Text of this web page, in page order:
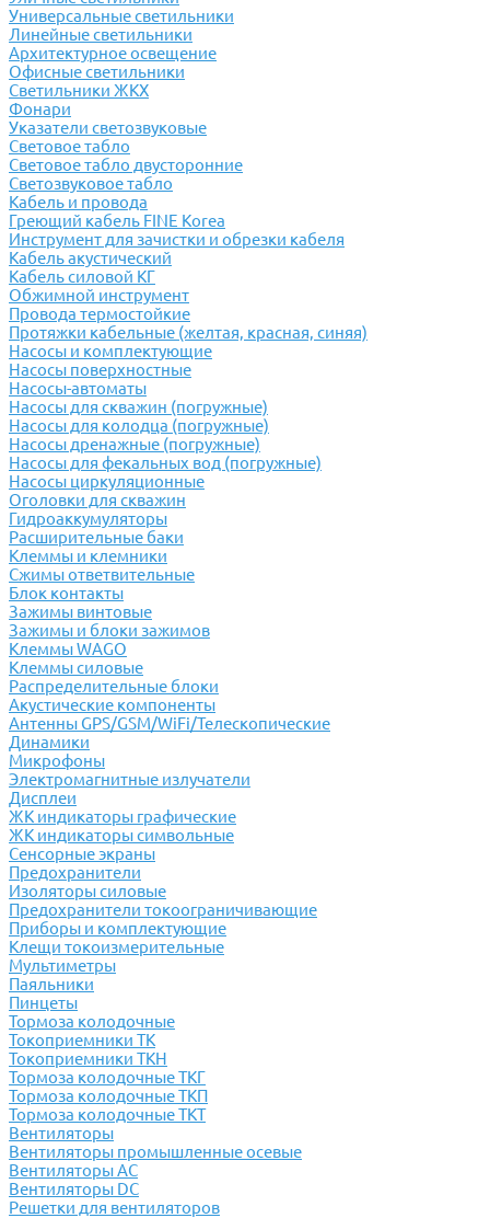
Универсальные светильники
Линейные светильники
Архитектурное освещение
Офисные светильники
Светильники ЖКХ
Фонари
Указатели светозвуковые
Световое табло
Световое табло двусторонние
Светозвуковое табло
Кабель и провода
Греющий кабель FINE Korea
Инструмент для зачистки и обрезки кабеля
Кабель акустический
Кабель силовой КГ
Обжимной инструмент
Провода термостойкие
Протяжки кабельные (желтая, красная, синяя)
Насосы и комплектующие
Насосы поверхностные
Насосы-автоматы
Насосы для скважин (погружные)
Насосы для колодца (погружные)
Насосы дренажные (погружные)
Насосы для фекальных вод (погружные)
Насосы циркуляционные
Оголовки для скважин
Гидроаккумуляторы
Расширительные баки
Клеммы и клемники
Cжимы ответвительные
Блок контакты
Зажимы винтовые
Зажимы и блоки зажимов
Клеммы WAGO
Клеммы силовые
Распределительные блоки
Акустические компоненты
Антенны GPS/GSM/WiFi/Телескопические
Динамики
Микрофоны
Электромагнитные излучатели
Дисплеи
ЖК индикаторы графические
ЖК индикаторы символьные
Сенсорные экраны
Предохранители
Изоляторы силовые
Предохранители токоограничивающие
Приборы и комплектующие
Клещи токоизмерительные
Мультиметры
Паяльники
Пинцеты
Тормоза колодочные
Токоприемники ТК
Токоприемники ТКН
Тормоза колодочные ТКГ
Тормоза колодочные ТКП
Тормоза колодочные ТКТ
Вентиляторы
Вентиляторы промышленные осевые
Вентиляторы АС
Вентиляторы DC
Решетки для вентиляторов